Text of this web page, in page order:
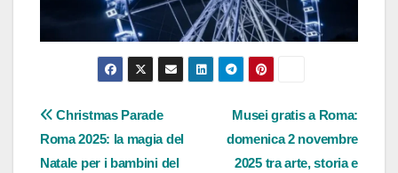
Navigazione
articoli
Musei gratis a Roma:
domenica 2 novembre
2025 tra arte, storia e
Christmas Parade
Roma 2025: la magia del
Natale per i bambini del